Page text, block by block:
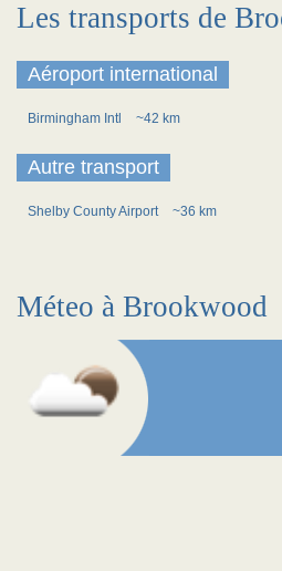
Les transports de
Aéroport international
Birmingham Intl ~42 km
Autre transport
Shelby County Airport ~36 km
Méteo à Brookwood